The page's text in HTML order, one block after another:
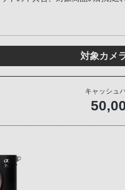
対象カメ
キャッシュ